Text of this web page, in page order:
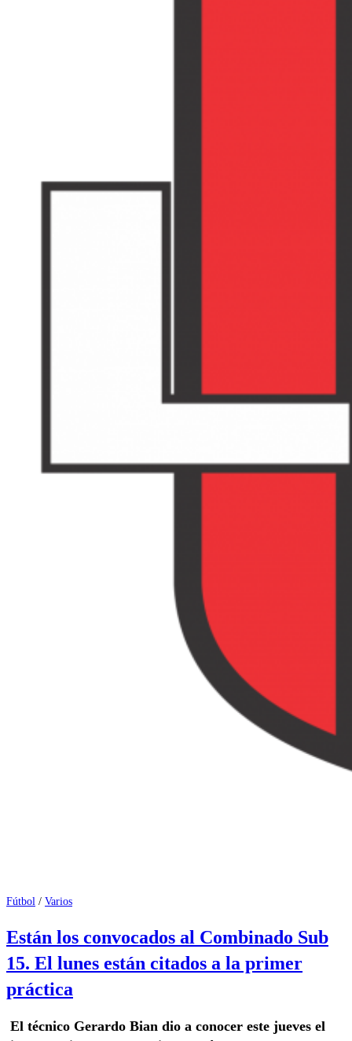
Fútbol / Varios
Están los convocados al Combinado Sub
15. El lunes están citados a la primer
práctica
El técnico Gerardo Bian dio a conocer este jueves el